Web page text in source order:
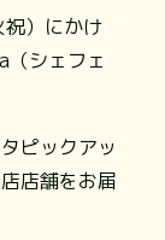
）にかけ
シェフェ
ピックアッ
店舗をお届